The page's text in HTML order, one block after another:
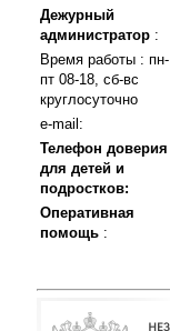
Дежурный
администратор :
Время работы : пн-
пт 08-18, сб-вс
круглосуточно
e-mail:
Телефон доверия
для детей и
подростков:
Оперативная
помощь :